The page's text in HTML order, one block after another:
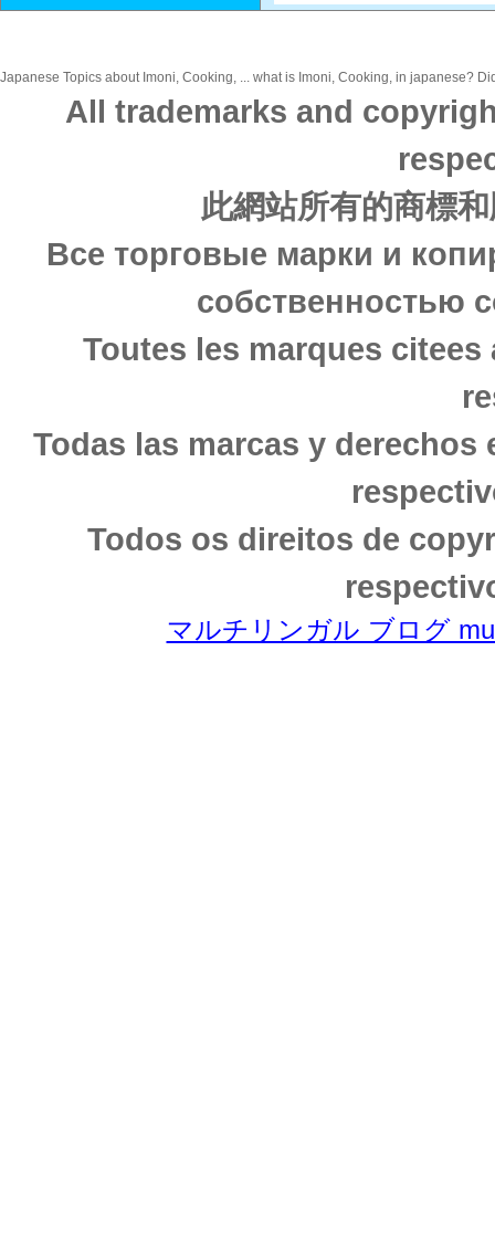
Japanese Topics about Imoni, Cooking, ... what is Imoni, Cooking, in japanese?
All trademarks and
此網站所有的商標
Все торговые марки и
собственностью
Toutes les marques
Todas las marcas y
Todos os direitos de
マルチリンガル ブログ